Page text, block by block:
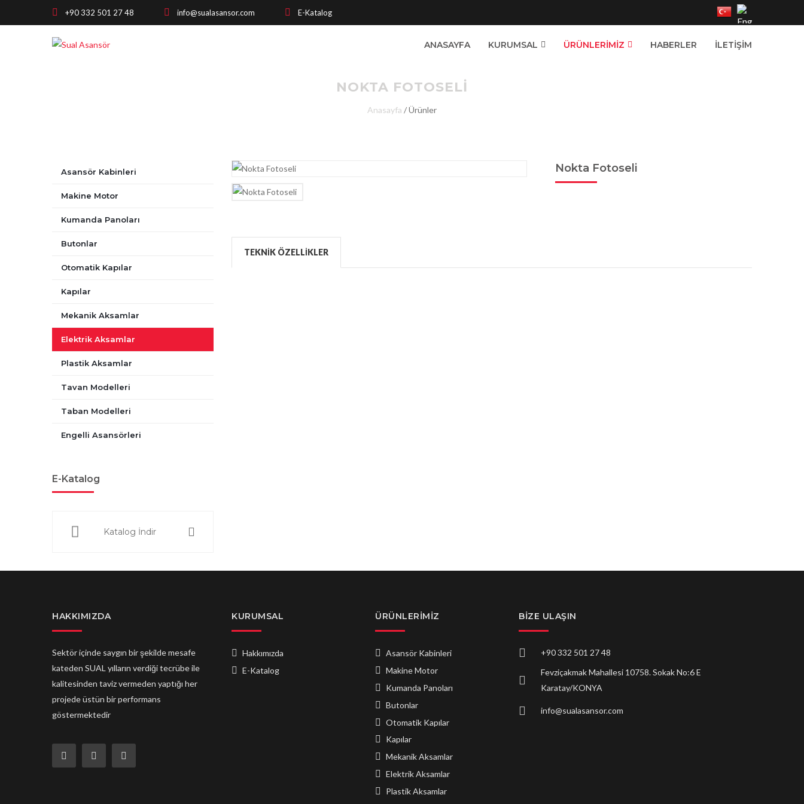
+90 332 501 27 48 info@sualasansor.com E-Katalog
ANASAYFA KURUMSAL ÜRÜNLERIMIZ HABERLER İLETIŞIM
NOKTA FOTOSELI
Anasayfa /Ürünler
Nokta Fotoseli
TEKNIK ÖZELLIKLER
Asansör Kabinleri
Makine Motor
Kumanda Panoları
Butonlar
Otomatik Kapılar
Kapılar
Mekanik Aksamlar
Elektrik Aksamlar
Plastik Aksamlar
Tavan Modelleri
Taban Modelleri
Engelli Asansörleri
E-Katalog
Katalog İndir
HAKKIMIZDA
Sektör içinde saygın bir şekilde mesafe
kateden SUAL yılların verdiği tecrübe ile
kalitesinden taviz vermeden yaptığı her
projede üstün bir performans
göstermektedir
KURUMSAL
Hakkımızda
E-Katalog
ÜRÜNLERIMIZ
Asansör Kabinleri
Makine Motor
Kumanda Panoları
Butonlar
Otomatik Kapılar
Kapılar
Mekanik Aksamlar
Elektrik Aksamlar
Plastik Aksamlar
BIZE ULAŞIN
+90 332 501 27 48
Fevziçakmak Mahallesi 10758. Sokak No:6 E
Karatay/KONYA
info@sualasansor.com